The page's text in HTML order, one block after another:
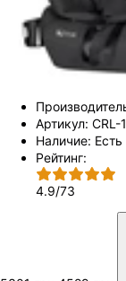
Артикул: CRL-
Наличие:
Рейтинг:
4.9/73